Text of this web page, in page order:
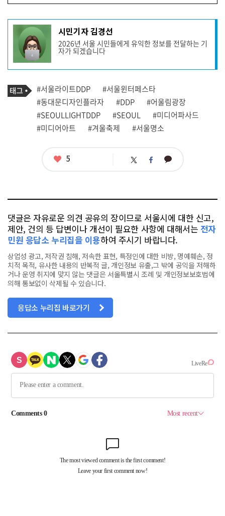
기
사
성
자
프
필
시민기자 김경선
2026년 서울 시민들에게 유익한 정보를 전달하는 기
자가 되겠습니다
기
사
관
련
태
그
태
그
#서울라이트DDP
#서울윈터페스타
#동대문디자인플라자
#DDP
#어울림광장
#SEOULLIGHTDDP
#SEOUL
#미디어파사드
#미디어아트
#겨울축제 #서울명소
좋
5 트 페 카
댓글은 자유로운 의견 공유의 장이므로 서울시에 대한 신고,
제안, 건의 등 답변이나 개선이 필요한 사항에 대해서는 전자
민원 응답소 누리집을 이용하여 주시기 바랍니다.
상업성 광고, 저작권 침해, 저속한 표현, 특정인에 대한 비방, 명예훼손, 정
치적 목적, 유사한 내용의 반복적 글, 개인정보 유출,그 밖에 공익을 저해하
거나 운영 취지에 맞지 않는 댓글은 서울특별시 조례 및 개인정보보호법에
의해 통보없이 삭제될 수 있습니다.
응답소 누리집 바로가기